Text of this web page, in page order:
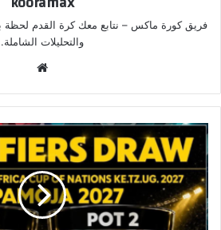
فريق كورة ماكس – نتابع معك كرة القدم لحظة
والتحليلات الشاملة.
الوي
ب